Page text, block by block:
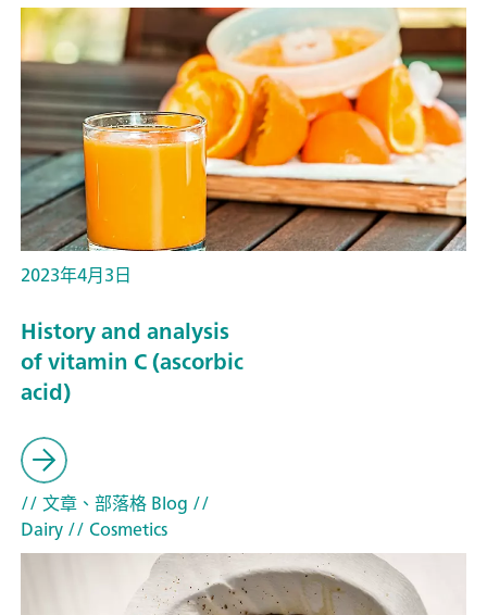
2023年4月3日
History and analysis
of vitamin C (ascorbic
acid)
// 文章、部落格 Blog //
Dairy// Cosmetics